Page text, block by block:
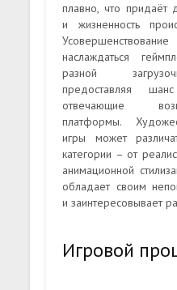
плавно, что придаёт
и жизненность
наслаждаться
разной
предоставляя
отвечающие
платформы.
игры может
категории – от
анимационной
обладает своим
и заинтересовывает
Игровой